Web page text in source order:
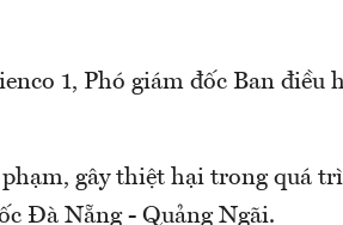
1, Phó giám đốc Ban điều
gây thiệt hại trong quá
Đà Nẵng - Quảng Ngãi.